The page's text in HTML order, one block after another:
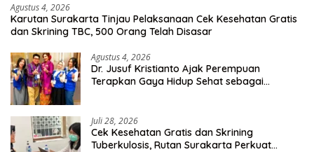
Agustus 4, 2026
Karutan Surakarta Tinjau Pelaksanaan Cek Kesehatan Gratis
dan Skrining TBC, 500 Orang Telah Disasar
Agustus 4, 2026
Dr. Jusuf Kristianto Ajak Perempuan
Terapkan Gaya Hidup Sehat sebagai
Juli 28, 2026
Cek Kesehatan Gratis dan Skrining
Tuberkulosis, Rutan Surakarta Perkuat